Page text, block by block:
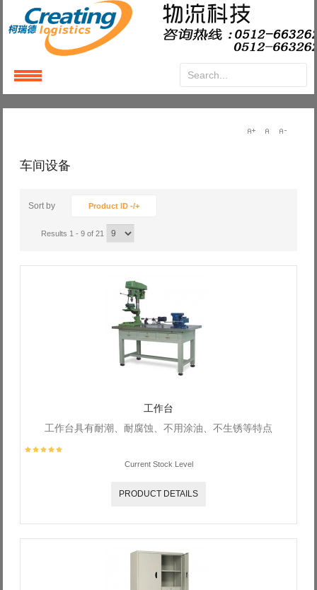
车间设备
Sort by Product ID -/+
Results 1 - 9 of 21
工作台
工作台具有耐潮、耐腐蚀、不用涂油、不生锈等特点
Current Stock Level
PRODUCT DETAILS
LoginorRegister
Log in with Facebook